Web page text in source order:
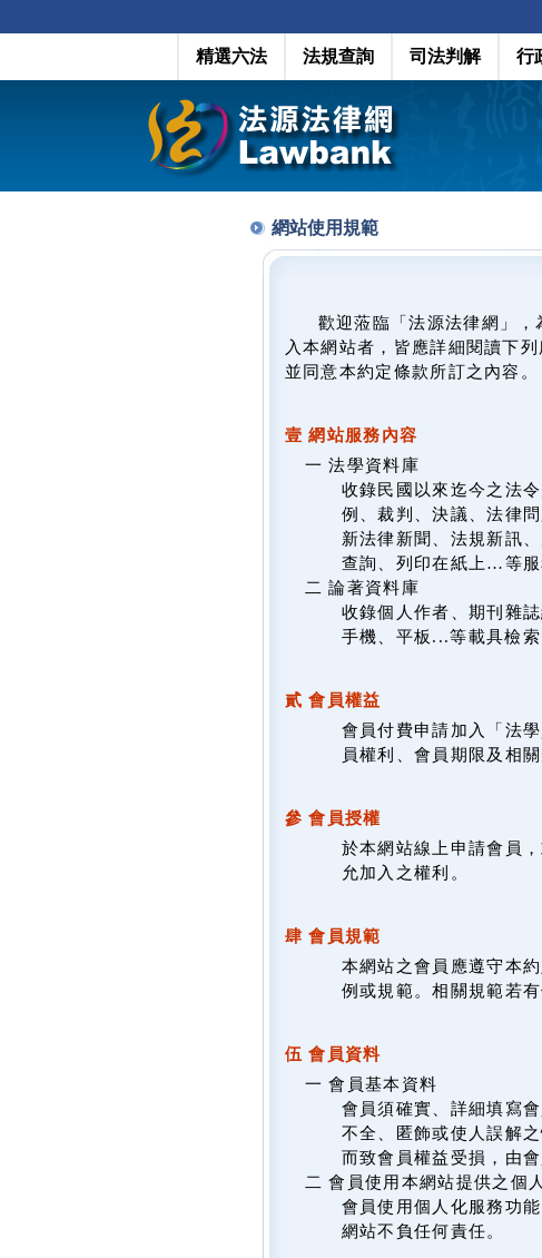
精選六法 法規查詢 司法判解 行
網站使用規範
歡迎蒞臨「法源法律網」
入本網站者，皆應詳細閱讀下
並同意本約定條款所訂之內容。
壹 網站服務內容
一 法學資料庫
收錄民國以來迄今之法
例、裁判、決議、法律
新法律新聞、法規新訊
查詢、列印在紙上…等服
二 論著資料庫
收錄個人作者、期刊雜
手機、平板...等載具檢
貳 會員權益
會員付費申請加入「法
員權利、會員期限及相
參 會員授權
於本網站線上申請會員
允加入之權利。
肆 會員規範
本網站之會員應遵守本
例或規範。相關規範若
伍 會員資料
一 會員基本資料
會員須確實、詳細填寫
不全、匿飾或使人誤解
而致會員權益受損，由
二 會員使用本網站提供之個
會員使用個人化服務功
網站不負任何責任。